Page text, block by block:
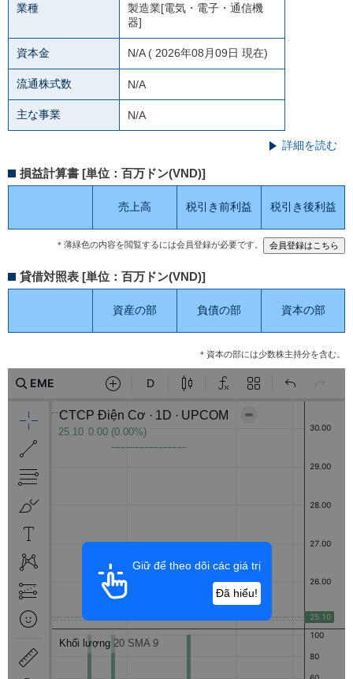
業種
製造業[電気・電子・通信機
器]
資本金 N/A( 2026年08月09日 現在)
流通株式数 N/A
主な事業 N/A
詳細を読む
損益計算書 [単位：百万ドン(VND)]
売上高 税引き前利益 税引き後利益
＊薄緑色の内容を閲覧するには会員登録が必要です。
貸借対照表 [単位：百万ドン(VND)]
資産の部 負債の部 資本の部
＊資本の部には少数株主持分を含む。